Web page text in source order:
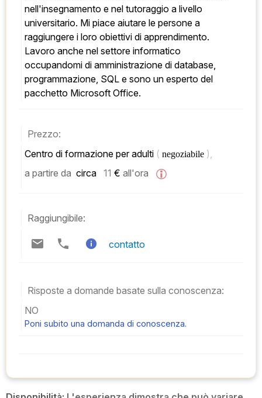
nell'insegnamento e nel tutoraggio a livello
universitario. Mi piace aiutare le persone a
raggiungere i loro obiettivi di apprendimento.
Lavoro anche nel settore informatico
occupandomi di amministrazione di database,
programmazione, SQL e sono un esperto del
pacchetto Microsoft Office.
Prezzo:
Centro di formazione per adulti ( negoziabile ),
a partire da circa 11 € all'ora
Raggiungibile:
contatto
Risposte a domande basate sulla conoscenza:
NO
Poni subito una domanda di conoscenza.